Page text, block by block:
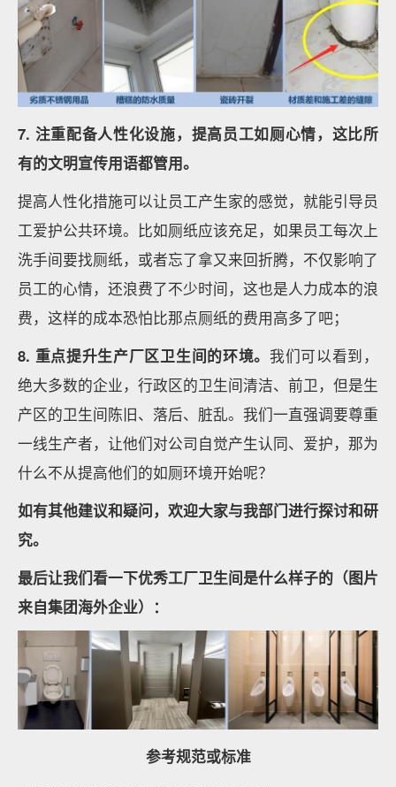
7. 注重配备人性化设施，提高员工如厕心情，这比所
有的文明宣传用语都管用。
提高人性化措施可以让员工产生家的感觉，就能引导员
工爱护公共环境。比如厕纸应该充足，如果员工每次上
洗手间要找厕纸，或者忘了拿又来回折腾，不仅影响了
员工的心情，还浪费了不少时间，这也是人力成本的浪
费，这样的成本恐怕比那点厕纸的费用高多了吧；
8. 重点提升生产厂区卫生间的环境。 我们可以看到，
绝大多数的企业，行政区的卫生间清洁、前卫，但是生
产区的卫生间陈旧、落后、脏乱。我们一直强调要尊重
一线生产者，让他们对公司自觉产生认同、爱护，那为
什么不从提高他们的如厕环境开始呢？
如有其他建议和疑问，欢迎大家与我部门进行探讨和研
究。
最后让我们看一下优秀工厂卫生间是什么样子的（图片
来自集团海外企业）：
参考规范或标准